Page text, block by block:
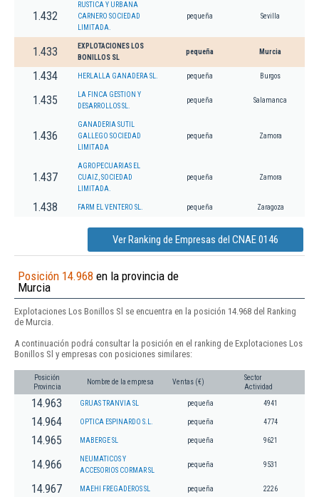
1.432
RUSTICA Y URBANA
CARNERO SOCIEDAD
LIMITADA.
pequeña Sevilla
1.433
EXPLOTACIONES LOS
BONILLOS SL
pequeña Murcia
1.434 HERLALLA GANADERA SL. pequeña Burgos
1.435
LA FINCA GESTION Y
DESARROLLOS SL.
pequeña Salamanca
1.436
GANADERIA SUTIL
GALLEGO SOCIEDAD
LIMITADA
pequeña Zamora
1.437
AGROPECUARIAS EL
CUAIZ, SOCIEDAD
LIMITADA.
pequeña Zamora
1.438 FARM EL VENTERO SL. pequeña Zaragoza
Ver Ranking de Empresas del CNAE 0146
Posición 14.968 en la provincia de
Murcia
Explotaciones Los Bonillos Sl se encuentra en la posición 14.968 del Ranking
de Murcia.
A continuación podrá consultar la posición en el ranking de Explotaciones Los
Bonillos Sl y empresas con posiciones similares:
Posición
Provincia
Nombre de la empresa Ventas (€)
Sector
Actividad
14.963 GRUAS TRANVIA SL pequeña 4941
14.964 OPTICA ESPINARDO S.L. pequeña 4774
14.965 MABERGE SL pequeña 9621
14.966
NEUMATICOS Y
ACCESORIOS CORMAR SL
pequeña 9531
14.967 MAEHI FREGADEROS SL pequeña 2226